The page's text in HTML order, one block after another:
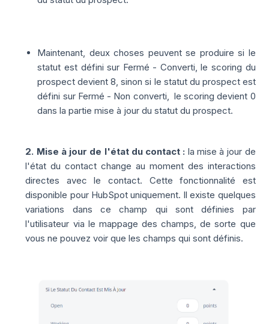
Maintenant, deux choses peuvent se produire si le
statut est défini sur Fermé - Converti, le scoring du
prospect devient 8, sinon si le statut du prospect est
défini sur Fermé - Non converti, le scoring devient 0
dans la partie mise à jour du statut du prospect.
2. Mise à jour de l'état du contact : la mise à jour de
l'état du contact change au moment des interactions
directes avec le contact. Cette fonctionnalité est
disponible pour HubSpot uniquement. Il existe quelques
variations dans ce champ qui sont définies par
l'utilisateur via le mappage des champs, de sorte que
vous ne pouvez voir que les champs qui sont définis.